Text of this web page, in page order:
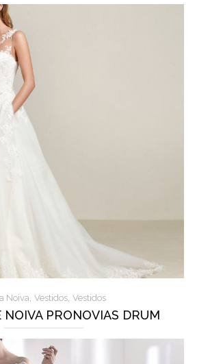
Noiva, Vestidos, Vestidos
NOIVA PRONOVIAS DRUM